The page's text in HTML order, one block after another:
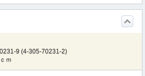
9 (4-305-70231-2)
ｍ